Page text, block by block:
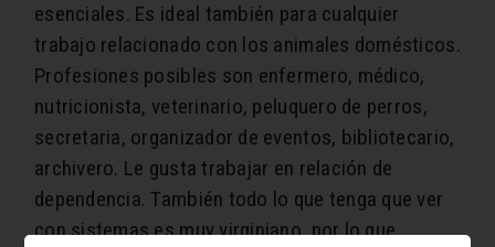
esenciales. Es ideal también para cualquier
trabajo relacionado con los animales domésticos.
Profesiones posibles son enfermero, médico,
nutricionista, veterinario, peluquero de perros,
secretaria, organizador de eventos, bibliotecario,
archivero. Le gusta trabajar en relación de
dependencia. También todo lo que tenga que ver
con sistemas es muy virginiano, por lo que